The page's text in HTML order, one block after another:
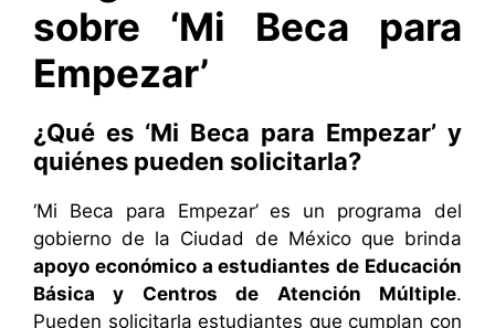
sobre ‘Mi Beca para
Empezar’
¿Qué es ‘Mi Beca para Empezar’ y
quiénes pueden solicitarla?
‘Mi Beca para Empezar’ es un programa del
gobierno de la Ciudad de México que brinda
apoyo económico a estudiantes de Educación
Básica y Centros de Atención Múltiple.
Pueden solicitarla estudiantes que cumplan con